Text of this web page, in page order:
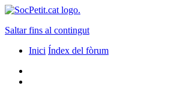
Saltar fins al contingut
Inici Índex del fòrum